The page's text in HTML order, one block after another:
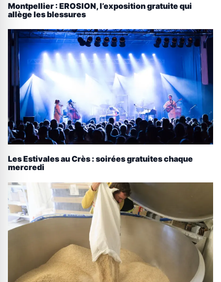
Montpellier : EROSION, l’exposition gratuite qui
allège les blessures
Les Estivales au Crès : soirées gratuites chaque
mercredi